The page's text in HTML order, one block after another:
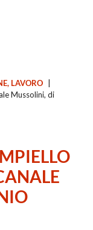
LAVORO
Mussolini, di